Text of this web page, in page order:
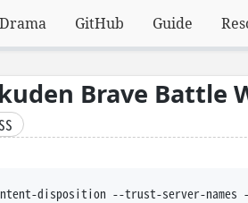
Drama GitHub Guide
Brave Battle
--content-disposition --